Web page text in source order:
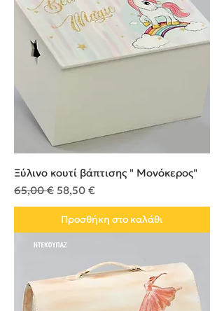
Ξύλινο κουτί βάπτισης " Μονόκερος"
Κανονική τιμή
65,00 € Τιμή Έκπτωσης
58,50 €
Προσθήκη στο καλάθι